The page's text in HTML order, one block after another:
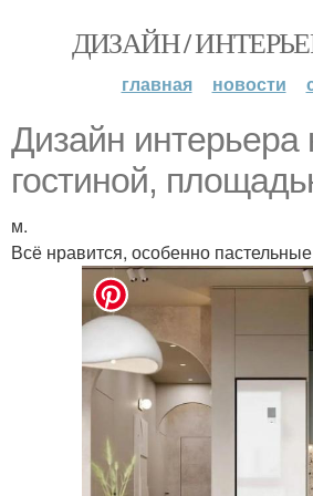
ДИЗАЙН /
главная новости
Дизайн интерьера
гостиной,
м.
Всё нравится, особенно